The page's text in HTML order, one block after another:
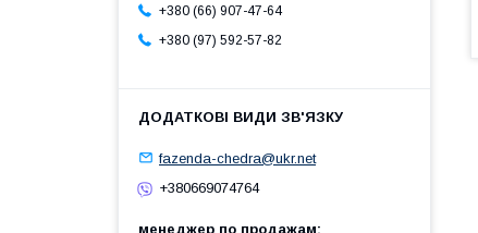
+380 (66) 907-47-64
+380 (97) 592-57-82
fazenda-chedra@ukr.net
+380669074764
менеджер по продажам